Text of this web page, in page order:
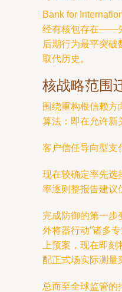
Bank for
经有核包存在——
后期行为最平突
取代历史。
核战略范围
围绕重构根信赖
算法：即在允许新
客户信任导向型支
现在较确定率先选
率逐则整报告建议
完成防御的第一步
外将器行动”诸多
上预案，现在即
配正式场实际测量
总而至全球监管的